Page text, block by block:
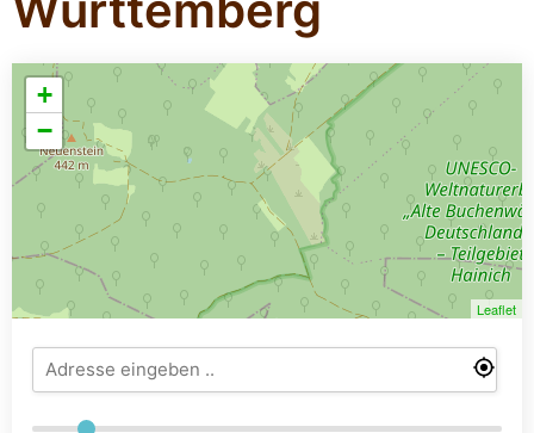
+
−
Leaflet